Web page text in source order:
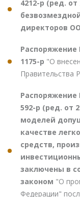
4212-р (ред.
директоров
Распоряжение
1175-р "О
Правительства
Распоряжение
592-р (ред. от
моделей
качестве
средств,
заключены в
законом "О
Федерации"